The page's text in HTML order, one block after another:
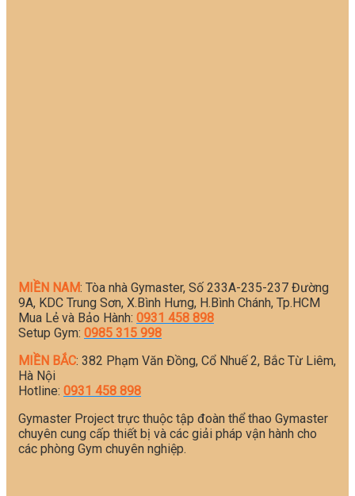
MIỀN NAM: Tòa nhà Gymaster, Số 233A-235-237 Đường
9A, KDC Trung Sơn, X.Bình Hưng, H.Bình Chánh, Tp.HCM
Mua Lẻ và Bảo Hành: 0931 458 898
Setup Gym: 0985 315 998
MIỀN BẮC: 382 Phạm Văn Đồng, Cổ Nhuế 2, Bắc Từ Liêm,
Hà Nội
Hotline: 0931 458 898
Gymaster Project trực thuộc tập đoàn thể thao Gymaster
chuyên cung cấp thiết bị và các giải pháp vận hành cho
các phòng Gym chuyên nghiệp.